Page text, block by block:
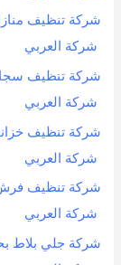
شركة العربي
شركة العربي
شركة العربي
شركة العربي